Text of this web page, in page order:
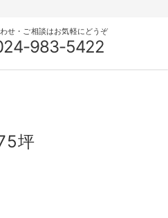
せ・ご相談はお気軽にどうぞ
983-5422
坪